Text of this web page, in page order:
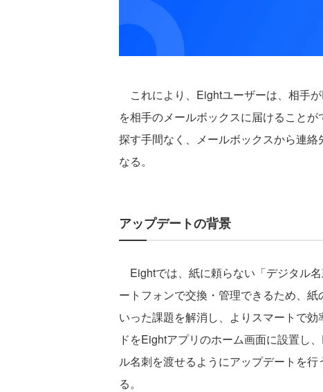
これにより、Eightユーザーは、相手
を相手のメールボックスに届けること
探す手間なく、メールボックスから連
なる。
アップデートの背景
Eightでは、紙に頼らない「デジタル
ートフォンで交換・管理できるため、
いった課題を解消し、よりスマートで
ドをEightアプリのホーム画面に設置し
ル名刺を渡せるようにアップデートを
る。